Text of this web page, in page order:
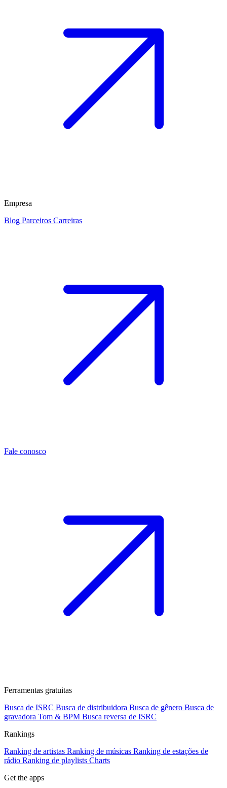
Empresa
Blog Parceiros Carreiras
Fale conosco
Ferramentas gratuitas
Busca de ISRC Busca de distribuidora Busca de gênero Busca de
gravadora Tom & BPM Busca reversa de ISRC
Rankings
Ranking de artistas Ranking de músicas Ranking de estações de
rádio Ranking de playlists Charts
Get the apps